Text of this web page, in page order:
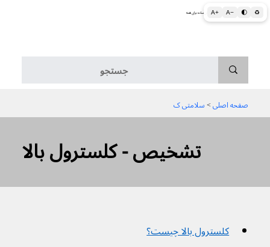
A+ A− 🌓 ♻ اطلاعات پزشکی و بهداشتی به زبان ساده برای همه
صفحه اصلی > سلامتی ک
تشخیص - کلسترول بالا
کلسترول بالا چیست؟